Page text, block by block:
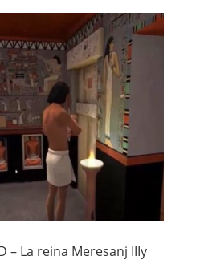
– La reina Meresanj IIIy